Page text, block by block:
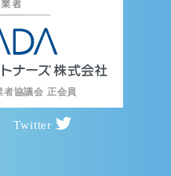
協議会 正会員
Twitter